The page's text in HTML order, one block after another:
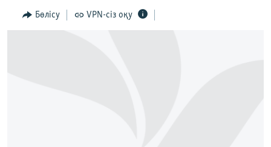
Navigation
Skip
АДАМ ҚҰҚЫҚТАРЫ
Бөлісу VPN-сіз оқу